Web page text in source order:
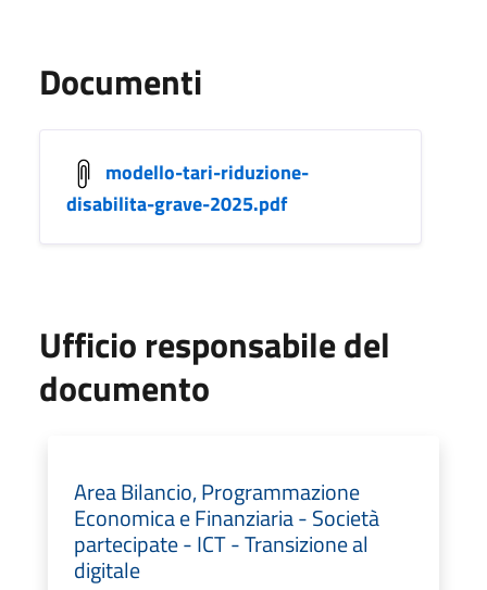
Documenti
modello-tari-riduzione-
disabilita-grave-2025.pdf
Ufficio responsabile del
documento
Area Bilancio, Programmazione
Economica e Finanziaria - Società
partecipate - ICT - Transizione al
digitale